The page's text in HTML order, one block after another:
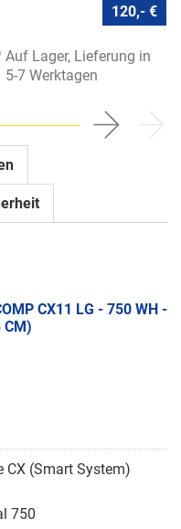
120,- €
Auf Lager, Lieferung in
5-7 Werktagen
CX11 LG - 750 WH -
CM)
CX (Smart System)
750